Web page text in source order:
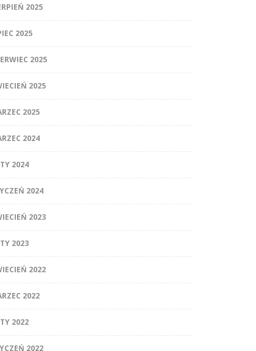
2025
2025
2025
2025
2025
2024
2024
2024
2023
2023
2022
2022
2022
2022